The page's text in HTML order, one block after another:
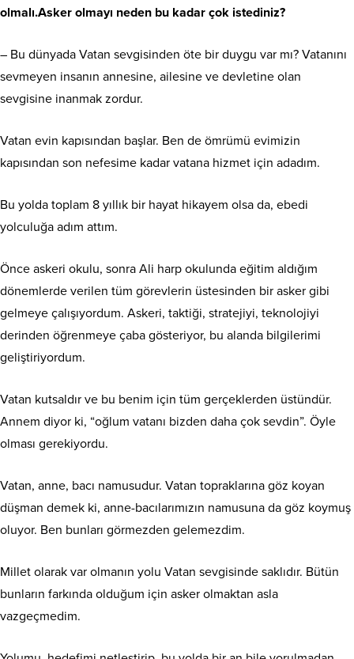
olmalı.Asker olmayı neden bu kadar çok istediniz?
– Bu dünyada Vatan sevgisinden öte bir duygu var mı? Vatanını
sevmeyen insanın annesine, ailesine ve devletine olan
sevgisine inanmak zordur.
Vatan evin kapısından başlar. Ben de ömrümü evimizin
kapısından son nefesime kadar vatana hizmet için adadım.
Bu yolda toplam 8 yıllık bir hayat hikayem olsa da, ebedi
yolculuğa adım attım.
Önce askeri okulu, sonra Ali harp okulunda eğitim aldığım
dönemlerde verilen tüm görevlerin üstesinden bir asker gibi
gelmeye çalışıyordum. Askeri, taktiği, stratejiyi, teknolojiyi
derinden öğrenmeye çaba gösteriyor, bu alanda bilgilerimi
geliştiriyordum.
Vatan kutsaldır ve bu benim için tüm gerçeklerden üstündür.
Annem diyor ki, “oğlum vatanı bizden daha çok sevdin”. Öyle
olması gerekiyordu.
Vatan, anne, bacı namusudur. Vatan topraklarına göz koyan
düşman demek ki, anne-bacılarımızın namusuna da göz koymuş
oluyor. Ben bunları görmezden gelemezdim.
Millet olarak var olmanın yolu Vatan sevgisinde saklıdır. Bütün
bunların farkında olduğum için asker olmaktan asla
vazgeçmedim.